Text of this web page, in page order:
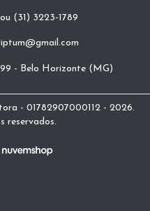
(31) 3223-1789
99 - Belo Horizonte (MG)
- 01782907000112 - 2026.
reservados.